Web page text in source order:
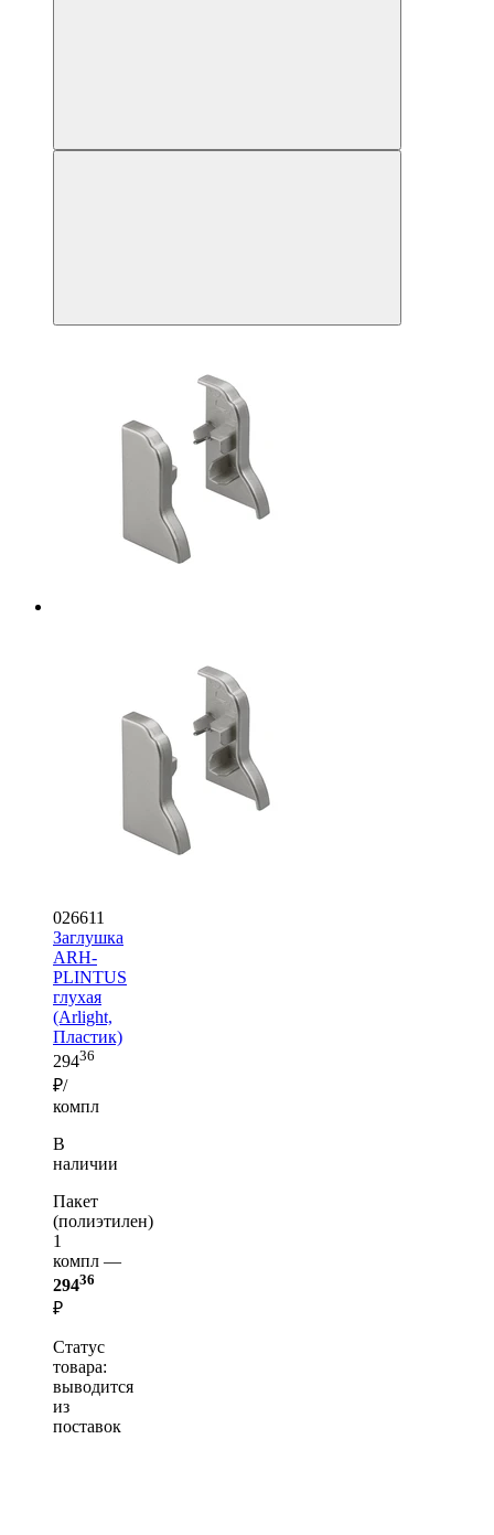
026611
Заглушка
ARH-
PLINTUS
глухая
(Arlight,
Пластик)
29436
₽/
компл
В
наличии
Пакет
(полиэтилен)
1
компл —
29436
₽
Статус
товара:
выводится
из
поставок